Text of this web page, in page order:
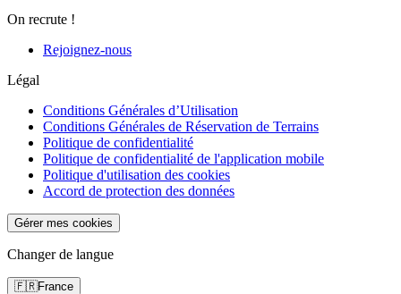
On recrute !
Rejoignez-nous
Légal
Conditions Générales d’Utilisation
Conditions Générales de Réservation de Terrains
Politique de confidentialité
Politique de confidentialité de l'application mobile
Politique d'utilisation des cookies
Accord de protection des données
Gérer mes cookies
Changer de langue
🇫🇷France